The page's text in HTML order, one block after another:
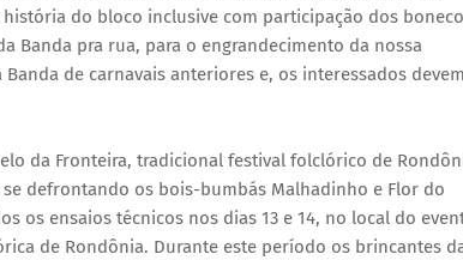
do bloco inclusive com participação dos
Banda pra rua, para o engrandecimento da nossa
de carnavais anteriores e, os interessados devem
da Fronteira, tradicional festival folclórico de
defrontando os bois-bumbás Malhadinho e Flor do
os ensaios técnicos nos dias 13 e 14, no local do
de Rondônia. Durante este período os brincantes